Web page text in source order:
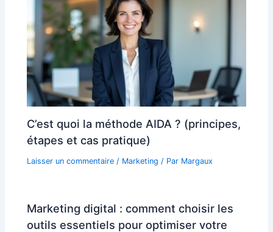
C’est quoi la méthode AIDA ? (principes,
étapes et cas pratique)
Laisser un commentaire / Marketing / Par Margaux
Marketing digital : comment choisir les
outils essentiels pour optimiser votre